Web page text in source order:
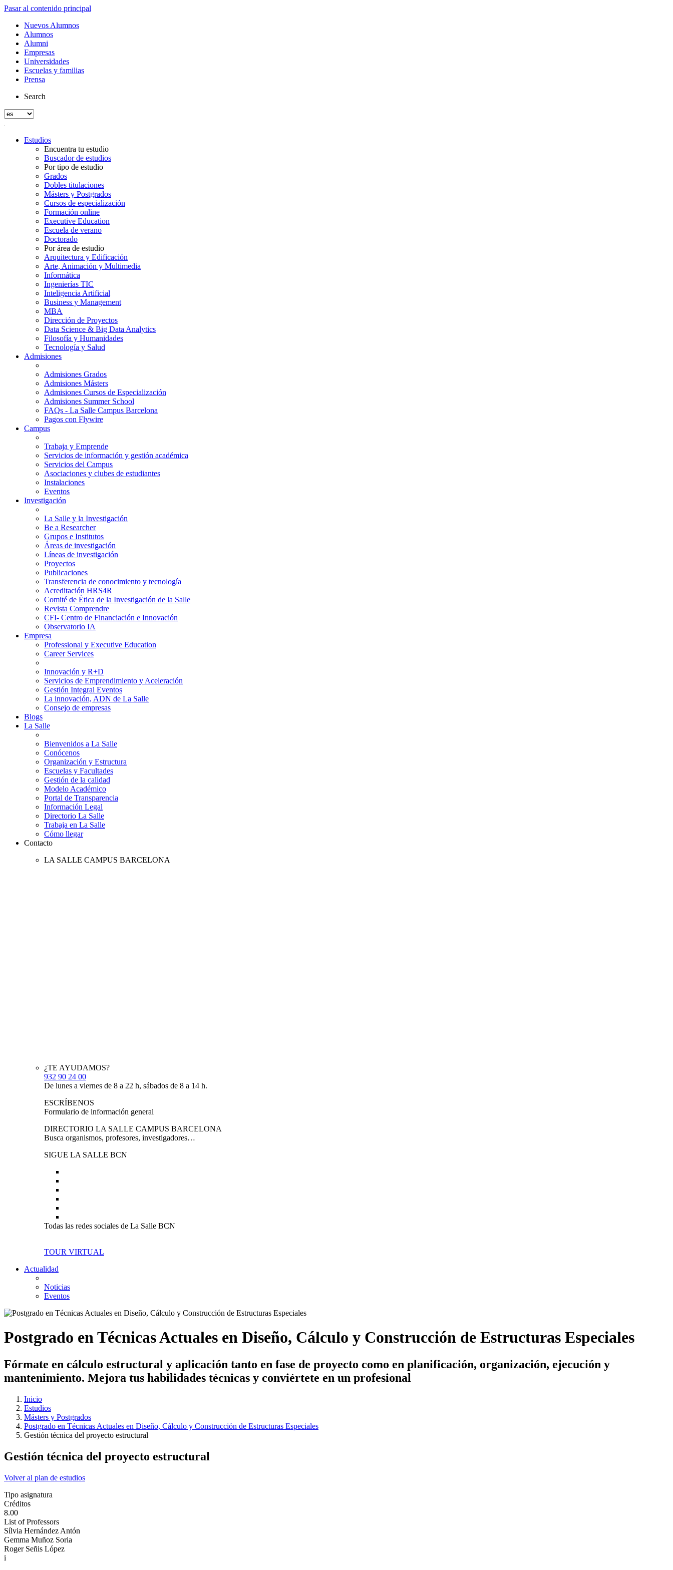
Pasar al contenido principal
Nuevos Alumnos
Alumnos
Alumni
Empresas
Universidades
Escuelas y familias
Prensa
Search
Estudios
Encuentra tu estudio
Buscador de estudios
Por tipo de estudio
Grados
Dobles titulaciones
Másters y Postgrados
Cursos de especialización
Formación online
Executive Education
Escuela de verano
Doctorado
Por área de estudio
Arquitectura y Edificación
Arte, Animación y Multimedia
Informática
Ingenierías TIC
Inteligencia Artificial
Business y Management
MBA
Dirección de Proyectos
Data Science & Big Data Analytics
Filosofía y Humanidades
Tecnología y Salud
Admisiones
Admisiones Grados
Admisiones Másters
Admisiones Cursos de Especialización
Admisiones Summer School
FAQs - La Salle Campus Barcelona
Pagos con Flywire
Campus
Trabaja y Emprende
Servicios de información y gestión académica
Servicios del Campus
Asociaciones y clubes de estudiantes
Instalaciones
Eventos
Investigación
La Salle y la Investigación
Be a Researcher
Grupos e Institutos
Áreas de investigación
Líneas de investigación
Proyectos
Publicaciones
Transferencia de conocimiento y tecnología
Acreditación HRS4R
Comité de Ética de la Investigación de la Salle
Revista Comprendre
CFI- Centro de Financiación e Innovación
Observatorio IA
Empresa
Professional y Executive Education
Career Services
Innovación y R+D
Servicios de Emprendimiento y Aceleración
Gestión Integral Eventos
La innovación, ADN de La Salle
Consejo de empresas
Blogs
La Salle
Bienvenidos a La Salle
Conócenos
Organización y Estructura
Escuelas y Facultades
Gestión de la calidad
Modelo Académico
Portal de Transparencia
Información Legal
Directorio La Salle
Trabaja en La Salle
Cómo llegar
Contacto
LA SALLE CAMPUS BARCELONA
¿TE AYUDAMOS?
932 90 24 00
De lunes a viernes de 8 a 22 h, sábados de 8 a 14 h.
ESCRÍBENOS
Formulario de información general
DIRECTORIO LA SALLE CAMPUS BARCELONA
Busca organismos, profesores, investigadores…
SIGUE LA SALLE BCN
Todas las redes sociales de La Salle BCN
TOUR VIRTUAL
Actualidad
Noticias
Eventos
Postgrado en Técnicas Actuales en Diseño, Cálculo y Construcción de Estructuras Especiales
Fórmate en cálculo estructural y aplicación tanto en fase de proyecto como en planificación, organización, ejecución y
mantenimiento. Mejora tus habilidades técnicas y conviértete en un profesional
Inicio
Estudios
Másters y Postgrados
Postgrado en Técnicas Actuales en Diseño, Cálculo y Construcción de Estructuras Especiales
Gestión técnica del proyecto estructural
Gestión técnica del proyecto estructural
Volver al plan de estudios
Tipo asignatura
Créditos
8.00
List of Professors
Sílvia Hernández Antón
Gemma Muñoz Soria
Roger Señis López
i